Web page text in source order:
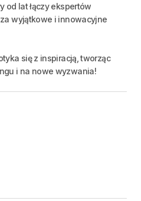
od lat łączy ekspertów
wyjątkowe i innowacyjne
się z inspiracją, tworząc
i na nowe wyzwania!